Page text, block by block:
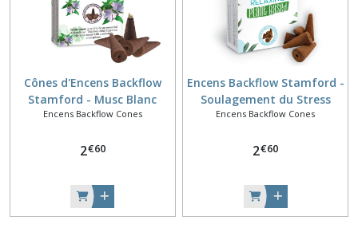
Cônes d'Encens Backflow
Stamford - Musc Blanc
Encens Backflow Cones
2€60
Encens Backflow Stamford -
Soulagement du Stress
Encens Backflow Cones
2€60